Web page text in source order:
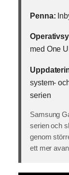
Penna:
med One
system-
serien
Samsung
serien och
genom
ett mer